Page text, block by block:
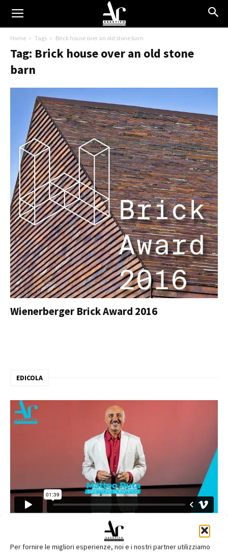
Per fornire le migliori esperienze, noi e i nostri partner utilizziamo
Home Tags Brick house over an old stone barn
Tag: Brick house over an old stone
barn
Wienerberger Brick Award 2016
EDICOLA